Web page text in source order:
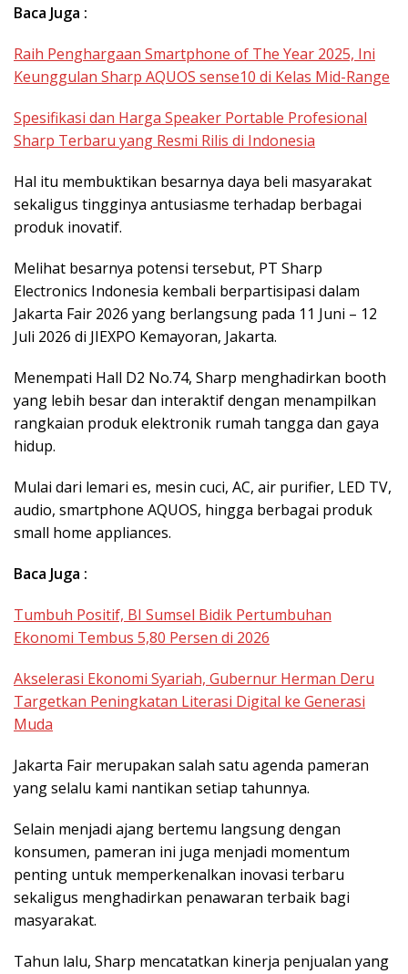
Baca Juga :
Raih Penghargaan Smartphone of The Year 2025, Ini
Keunggulan Sharp AQUOS sense10 di Kelas Mid-Range
Spesifikasi dan Harga Speaker Portable Profesional
Sharp Terbaru yang Resmi Rilis di Indonesia
Hal itu membuktikan besarnya daya beli masyarakat
sekaligus tingginya antusiasme terhadap berbagai
produk inovatif.
Melihat besarnya potensi tersebut, PT Sharp
Electronics Indonesia kembali berpartisipasi dalam
Jakarta Fair 2026 yang berlangsung pada 11 Juni – 12
Juli 2026 di JIEXPO Kemayoran, Jakarta.
Menempati Hall D2 No.74, Sharp menghadirkan booth
yang lebih besar dan interaktif dengan menampilkan
rangkaian produk elektronik rumah tangga dan gaya
hidup.
Mulai dari lemari es, mesin cuci, AC, air purifier, LED TV,
audio, smartphone AQUOS, hingga berbagai produk
small home appliances.
Baca Juga :
Tumbuh Positif, BI Sumsel Bidik Pertumbuhan
Ekonomi Tembus 5,80 Persen di 2026
Akselerasi Ekonomi Syariah, Gubernur Herman Deru
Targetkan Peningkatan Literasi Digital ke Generasi
Muda
Jakarta Fair merupakan salah satu agenda pameran
yang selalu kami nantikan setiap tahunnya.
Selain menjadi ajang bertemu langsung dengan
konsumen, pameran ini juga menjadi momentum
penting untuk memperkenalkan inovasi terbaru
sekaligus menghadirkan penawaran terbaik bagi
masyarakat.
Tahun lalu, Sharp mencatatkan kinerja penjualan yang